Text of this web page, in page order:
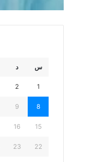
س د
1
2
8
9
15
16
22
23